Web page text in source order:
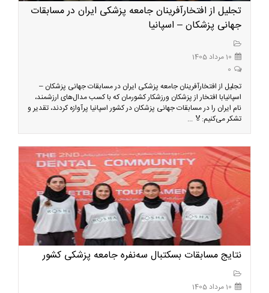
تجلیل از افتخارآفرینان جامعه پزشکی ایران در مسابقات
جهانی پزشکان – اسپانیا
10 مرداد 1405
0
تجلیل از افتخارآفرینان جامعه پزشکی ایران در مسابقات جهانی پزشکان –
اسپانیابا افتخار از پزشکان ورزشکار کشورمان که با کسب مدال‌های ارزشمند،
نام ایران را در مسابقات جهانی پزشکان در کشور اسپانیا پرآوازه کردند، تقدیر و
تشکر می‌کنیم:🏅 ...
نتایج مسابقات بسکتبال سه‌نفره جامعه پزشکی کشور
10 مرداد 1405